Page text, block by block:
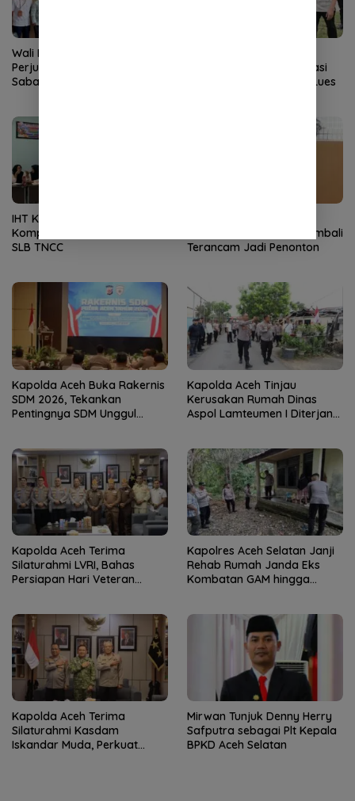
Wali Kota Sabang
Perjuangkan Kembali Rute
Sabang-Medan, Permudah
Wapres Tinjau Rehabilitasi
Pascabencana di Gayo Lues
IHT Ketunaan Perkuat
Kompetensi Guru Non-PLB di
SLB TNCC
Dipertanyakan, Aceh Kembali
Terancam Jadi Penonton
Kapolda Aceh Buka Rakernis
SDM 2026, Tekankan
Pentingnya SDM Unggul
Kapolda Aceh Tinjau
Kerusakan Rumah Dinas
Aspol Lamteumen I Diterjang
Kapolda Aceh Terima
Silaturahmi LVRI, Bahas
Persiapan Hari Veteran
Kapolres Aceh Selatan Janji
Rehab Rumah Janda Eks
Kombatan GAM hingga
Kapolda Aceh Terima
Silaturahmi Kasdam
Iskandar Muda, Perkuat
Mirwan Tunjuk Denny Herry
Safputra sebagai Plt Kepala
BPKD Aceh Selatan